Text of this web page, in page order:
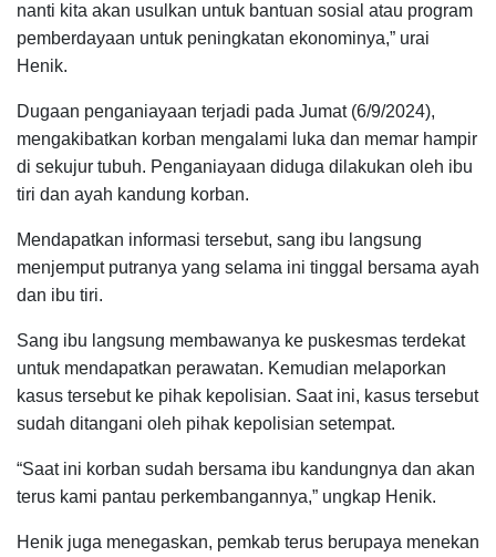
nanti kita akan usulkan untuk bantuan sosial atau program
pemberdayaan untuk peningkatan ekonominya,” urai
Henik.
Dugaan penganiayaan terjadi pada Jumat (6/9/2024),
mengakibatkan korban mengalami luka dan memar hampir
di sekujur tubuh. Penganiayaan diduga dilakukan oleh ibu
tiri dan ayah kandung korban.
Mendapatkan informasi tersebut, sang ibu langsung
menjemput putranya yang selama ini tinggal bersama ayah
dan ibu tiri.
Sang ibu langsung membawanya ke puskesmas terdekat
untuk mendapatkan perawatan. Kemudian melaporkan
kasus tersebut ke pihak kepolisian. Saat ini, kasus tersebut
sudah ditangani oleh pihak kepolisian setempat.
“Saat ini korban sudah bersama ibu kandungnya dan akan
terus kami pantau perkembangannya,” ungkap Henik.
Henik juga menegaskan, pemkab terus berupaya menekan